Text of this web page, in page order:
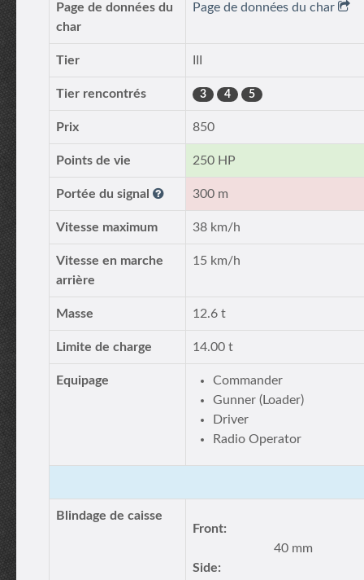
Page de données du
char
Page de données du char
Tier
Tier rencontrés 3 4 5
Prix 850
Points de vie 250 HP
Portée du signal 300 m
Vitesse maximum 38 km/h
Vitesse en marche
arrière
15 km/h
Masse 12.6 t
Limite de charge 14.00 t
Equipage
Commander
Gunner (Loader)
Driver
Radio Operator
Blindage de caisse
Front:
40 mm
Side: